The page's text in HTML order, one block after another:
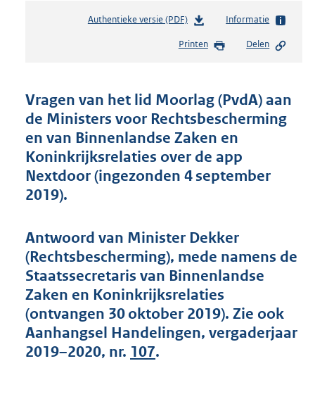
Authentieke versie (PDF)b
s
d
s
g
r
o
4
0
b
Informatie
Printen Delen
Vragen van het lid Moorlag (PvdA) aan
de Ministers voor Rechtsbescherming
en van Binnenlandse Zaken en
Koninkrijksrelaties over de app
Nextdoor (ingezonden 4 september
2019).
Antwoord van Minister Dekker
(Rechtsbescherming), mede namens de
Staatssecretaris van Binnenlandse
Zaken en Koninkrijksrelaties
(ontvangen 30 oktober 2019). Zie ook
Aanhangsel Handelingen, vergaderjaar
2019–2020, nr. 107.